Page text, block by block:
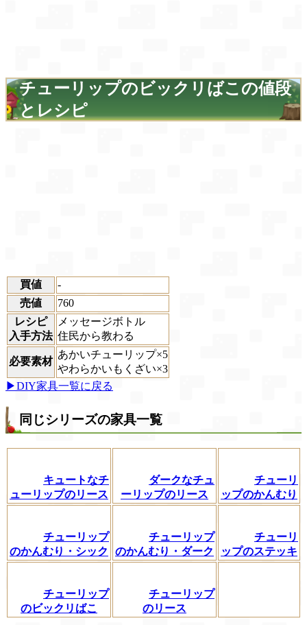
チューリップのビックリばこの値段
とレシピ
買値
-
売値
760
レシピ
入手方法
メッセージボトル
住民から教わる
必要素材
あかいチューリップ×5
やわらかいもくざい×3
▶DIY家具一覧に戻る
同じシリーズの家具一覧
キュートなチ
ューリップのリース
ダークなチュ
ーリップのリース
チューリ
ップのかんむり
チューリップ
のかんむり・シック
チューリップ
のかんむり・ダーク
チューリ
ップのステッキ
チューリップ
のビックリばこ
チューリップ
のリース